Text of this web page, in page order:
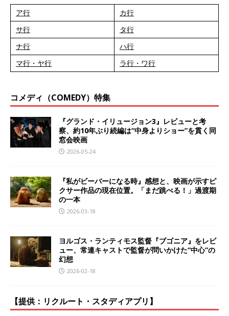
ア行
カ行
サ行
タ行
ナ行
ハ行
マ行・ヤ行
ラ行・ワ行
コメディ（COMEDY）特集
『グランド・イリュージョン3』レビューと考
察、約10年ぶり続編は“中身よりショー”を貫く同
窓会映画
2026-05-24
『私がビーバーになる時』感想と、映画が示すピ
クサー作品の現在位置。「まだ跳べる！」過渡期
の一本
2026-03-18
ヨルゴス・ランティモス監督『ブゴニア』をレビ
ュー、常連キャストで監督が問いかけた“中心”の
幻想
2026-02-18
【提供：リクルート・スタディアプリ】